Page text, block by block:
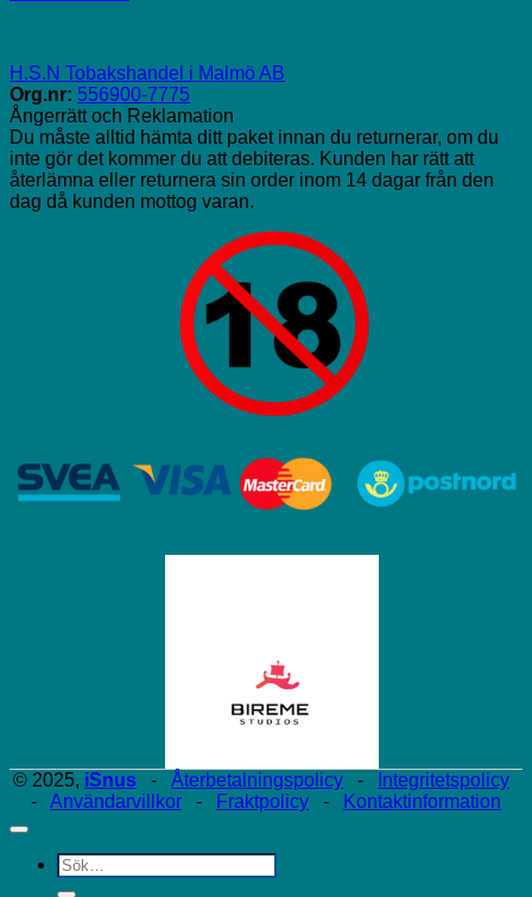
H.S.N Tobakshandel i Malmö AB
Org.nr: 556900-7775
Ångerrätt och Reklamation
Du måste alltid hämta ditt paket innan du returnerar, om du
inte gör det kommer du att debiteras. Kunden har rätt att
återlämna eller returnera sin order inom 14 dagar från den
dag då kunden mottog varan.
© 2025, iSnus - Återbetalningspolicy -
Integritetspolicy
- Användarvillkor - Fraktpolicy - Kontaktinformation
Sök
efter: